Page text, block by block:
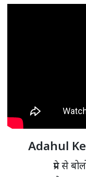
Adahul
प्रेम से